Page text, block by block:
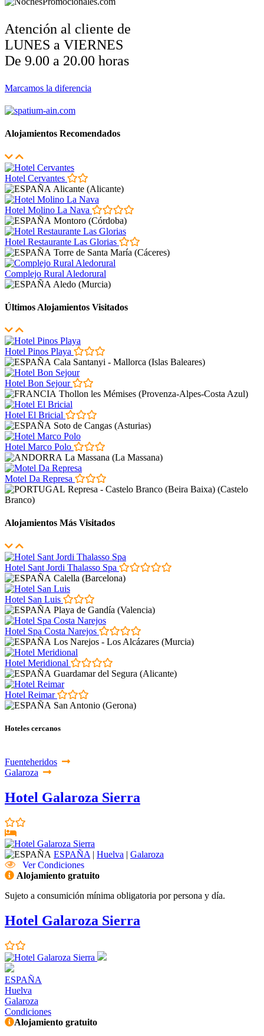
Atención al cliente de
LUNES a VIERNES
De 9.00 a 20.00 horas
Marcamos la diferencia
Alojamientos Recomendados
Hotel Cervantes
Alicante (Alicante)
Hotel Molino La Nava
Montoro (Córdoba)
Hotel Restaurante Las Glorias
Torre de Santa María (Cáceres)
Complejo Rural Aledorural
Aledo (Murcia)
Últimos Alojamientos Visitados
Hotel Pinos Playa
Cala Santanyi - Mallorca (Islas Baleares)
Hotel Bon Sejour
Thollon les Mémises (Provenza-Alpes-Costa Azul)
Hotel El Bricial
Soto de Cangas (Asturias)
Hotel Marco Polo
La Massana (La Massana)
Motel Da Represa
Represa - Castelo Branco (Beira Baixa) (Castelo
Branco)
Alojamientos Más Visitados
Hotel Sant Jordi Thalasso Spa
Calella (Barcelona)
Hotel San Luis
Playa de Gandía (Valencia)
Hotel Spa Costa Narejos
Los Narejos - Los Alcázares (Murcia)
Hotel Meridional
Guardamar del Segura (Alicante)
Hotel Reimar
San Antonio (Gerona)
Hoteles cercanos
Fuenteheridos
Galaroza
Hotel Galaroza Sierra
ESPAÑA | Huelva | Galaroza
Ver Condiciones
Alojamiento gratuito
Sujeto a consumición mínima obligatoria por persona y día.
Hotel Galaroza Sierra
ESPAÑA
Huelva
Galaroza
Condiciones
Alojamiento gratuito